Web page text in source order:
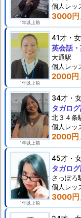
1年以上前
3000円
個人 レッ
1年以上前
41才
2000円
英会話
大通駅
個人 レッ
1年以上前
34才
2000円
タガロ
北３４条
個人 レッ
1年以上前
45才
3000円
タガロ
さっぽろ
個人 レッ